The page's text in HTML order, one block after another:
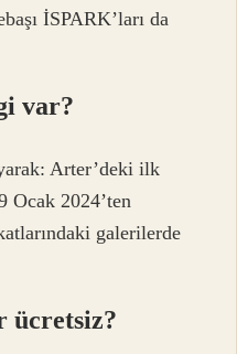
İSPARK’ları da
var?
Arter’deki ilk
Ocak 2024’ten
galerilerde
ücretsiz?